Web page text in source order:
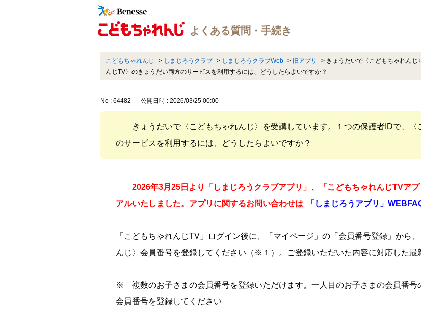
こどもちゃれんじ > しまじろうクラブ > しまじろうクラブWeb > 旧アプリ > きょうだいで〈こどもちゃれん
んじTV〉のきょうだい両方のサービスを利用するには、どうしたらよいですか？
No : 64482 公開日時 : 2026/03/25 00:00
きょうだいで〈こどもちゃれんじ〉を受講しています。１つの保護者IDで、
のサービスを利用するには、どうしたらよいですか？
2026年3月25日より「しまじろうクラブアプリ」、「こどもちゃれんじTVア
アルいたしました。アプリに関するお問い合わせは
「しまじろうアプリ」
「こどもちゃれんじTV」ログイン後に、「マイページ」の「会員番号登録」から
んじ〉会員番号を登録してください（※１）。ご登録いただいた内容に対応した最
※ 複数のお子さまの会員番号を登録いただけます。一人目のお子さまの会員番号
会員番号を登録してください